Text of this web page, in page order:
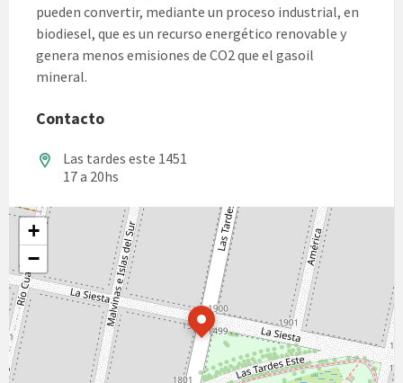
pueden convertir, mediante un proceso industrial, en
biodiesel, que es un recurso energético renovable y
genera menos emisiones de CO2 que el gasoil
mineral.
Contacto
Las tardes este 1451
17 a 20hs
+
−